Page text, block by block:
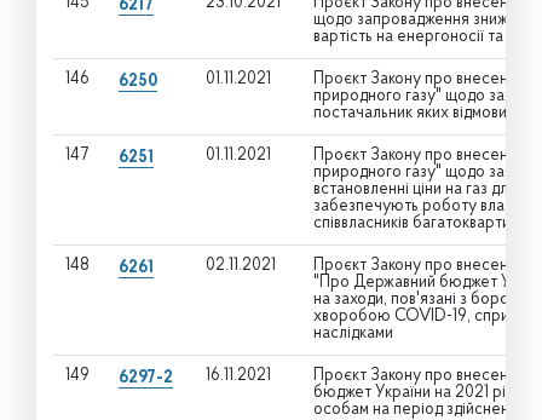
6217
щодо запровадження
вартість на енергоносії та
146 6250 01.11.2021
Проєкт Закону про внесення
природного газу" щодо
постачальник яких відмовився
147 6251 01.11.2021
Проєкт Закону про внесення
природного газу" щодо
встановленні ціни на газ для
забезпечують роботу
співвласників
148 6261 02.11.2021
Проєкт Закону про внесення
"Про Державний бюджет
на заходи, пов'язані з
хворобою COVID-19,
наслідками
149 6297-2 16.11.2021
Проєкт Закону про внесення
бюджет України на 2021 рік"
особам на період здійснення